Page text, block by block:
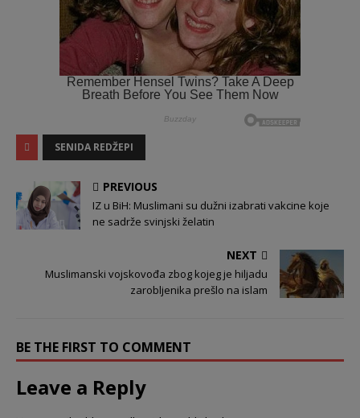
SENIDA REDŽEPI
PREVIOUS
IZ u BiH: Muslimani su dužni izabrati vakcine koje
ne sadrže svinjski želatin
NEXT
Muslimanski vojskovođa zbog kojeg je hiljadu
zarobljenika prešlo na islam
BE THE FIRST TO COMMENT
Leave a Reply